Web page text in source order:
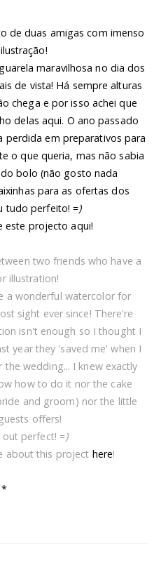
de duas amigas com imenso
maravilhosa no dia dos
de vista! Há sempre alturas
chega e por isso achei que
delas aqui. O ano passado
perdida em preparativos para
o que queria, mas não sabia
bolo (não gosto nada
para as ofertas dos
tudo perfeito! =)
este projecto aqui!
two friends who have a
illustration!
a wonderful watercolor for
sight ever since! There're
isn't enough so I thought I
year they 'saved me' when I
wedding... I knew exactly
how to do it nor the cake
and groom) nor the little
offers!
perfect! =)
about this project here!